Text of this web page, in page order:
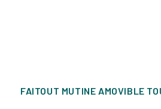
FAITOUT MUTINE AMOVIBLE